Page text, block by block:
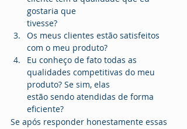
gostaria que
tivesse?
Os meus clientes estão satisfeitos
com o meu produto?
Eu conheço de fato todas as
qualidades competitivas do meu
produto? Se sim, elas
estão sendo atendidas de forma
eficiente?
Se após responder honestamente essas